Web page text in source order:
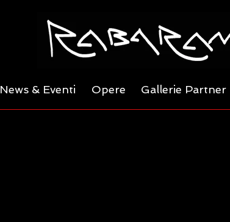
News & Eventi Opere Gallerie Partner